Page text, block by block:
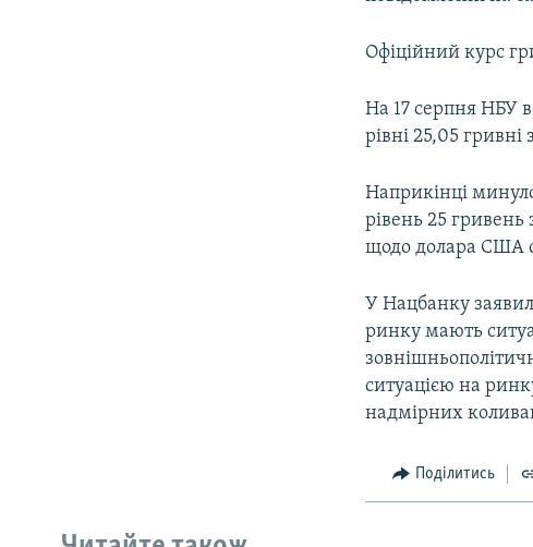
Офіційний курс
На 17 серпня НБУ
рівні 25,05 гривні
Наприкінці
рівень 25
щодо долара США
У Нацбанку
ринку мають
ситуацією на
надмірних
Поділитись